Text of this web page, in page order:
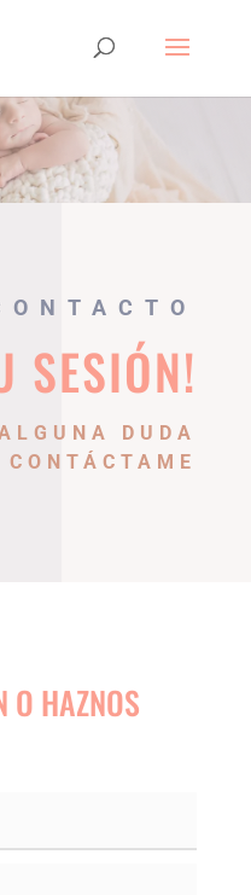
SESIÓN!
DUDA
CONTÁCTAME
O HAZNOS